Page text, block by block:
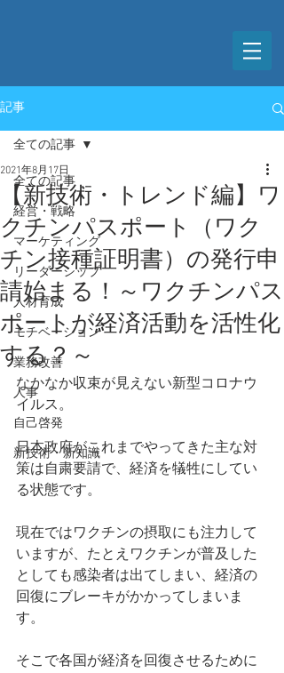
記事
全ての記事
経営・戦略
マーケティング
リーダーシップ
人材育成
モチベーション
業務改善
人事
自己啓発
新技術・新知識
全ての記事
【新技術・トレンド編】ワ
クチンパスポート（ワク
チン接種証明書）の発行申
請始まる！～ワクチンパス
ポートが経済活動を活性化
する？～
2021年8月17日
なかなか収束が見えない新型コロナウ
イルス。
日本政府がこれまでやってきた主な対
策は自粛要請で、経済を犠牲にしてい
る状態です。
現在ではワクチンの摂取にも注力して
いますが、たとえワクチンが普及した
としても感染者は出てしまい、経済の
回復にブレーキがかかってしまいま
す。
そこで各国が経済を回復させるために